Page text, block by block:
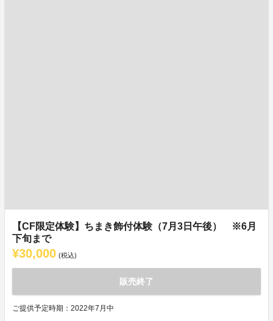
【CF限定体験】ちまき飾付体験（7月3日午後） ※6月
下旬まで
¥30,000 (税込)
販売終了
ご提供予定時期：2022年7月中